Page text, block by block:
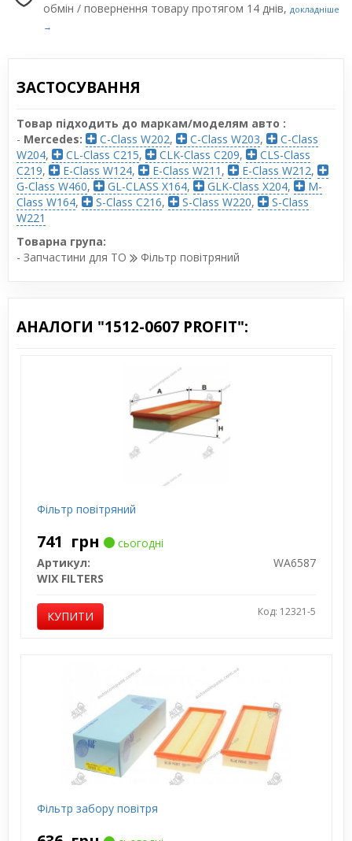
обмін / повернення товару протягом 14 днів, докладніше
→
ЗАСТОСУВАННЯ
Товар підходить до маркам/моделям авто :
- Mercedes: C-Class W202, C-Class W203,
C-Class
W204, CL-Class C215, CLK-Class C209,
CLS-Class
C219, E-Class W124, E-Class W211 , E-Class W212,
G-Class W460, GL-CLASS X164, GLK-Class X204,
M-
Class W164, S-Class C216, S-Class W220,
S-Class
W221
Товарна група:
- Запчастини для ТО
Фільтр повітряний
АНАЛОГИ "1512-0607 PROFIT":
Фільтр повітряний
741 грн
сьогодні
Артикул:
WA6587
WIX FILTERS
КУПИТИ Код: 12321-5
Фільтр забору повітря